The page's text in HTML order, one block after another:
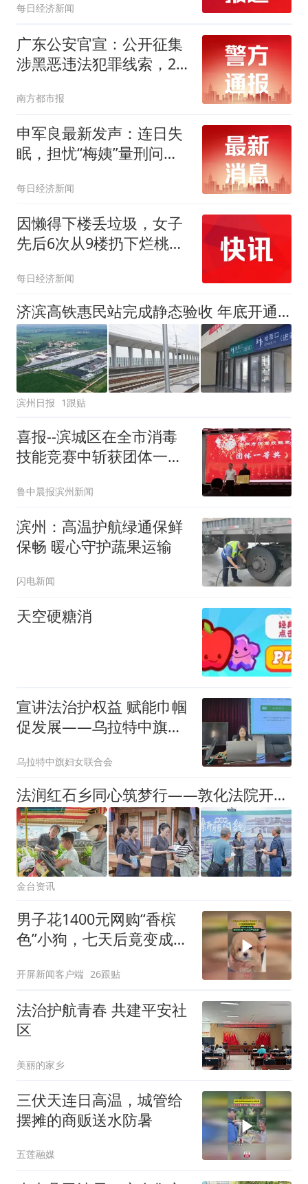
用未成年人实施违法犯罪
的线索
每日经济新闻
广东公安官宣：公开征集
涉黑恶违法犯罪线索，26
南方都市报
申军良最新发声：连日失
眠，担忧“梅姨”量刑问
年龄超过75周岁，也并非
一律不适用死刑
每日经济新闻
因懒得下楼丢垃圾，女子
先后6次从9楼扔下烂桃，
拘！
每日经济新闻
济滨高铁惠民站完成静态验收 年底开通运营
滨州日报 1跟贴
喜报--滨城区在全市消毒
技能竞赛中斩获团体一等
鲁中晨报滨州新闻
滨州：高温护航绿通保鲜
保畅 暖心守护蔬果运输
闪电新闻
天空硬糖消
宣讲法治护权益 赋能巾帼
促发展——乌拉特中旗妇
专题宣讲
乌拉特中旗妇女联合会
法润红石乡同心筑梦行——敦化法院开展普法宣传进乡村活动
金台资讯
男子花1400元网购“香槟
色”小狗，七天后竟变成纯
开屏新闻客户端 26跟贴
法治护航青春 共建平安社
区
美丽的家乡
三伏天连日高温，城管给
摆摊的商贩送水防暑
五莲融媒